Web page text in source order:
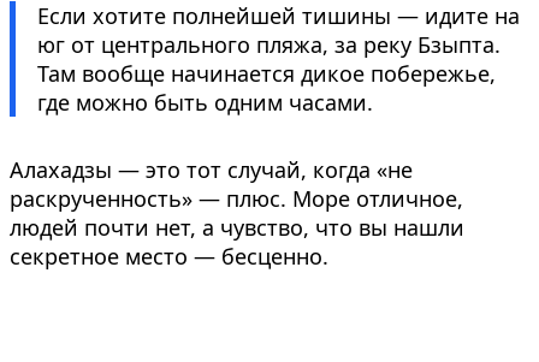
Если хотите полнейшей тишины — идите на
юг от центрального пляжа, за реку Бзыпта.
Там вообще начинается дикое побережье,
где можно быть одним часами.
Алахадзы — это тот случай, когда «не
раскрученность» — плюс. Море отличное,
людей почти нет, а чувство, что вы нашли
секретное место — бесценно.